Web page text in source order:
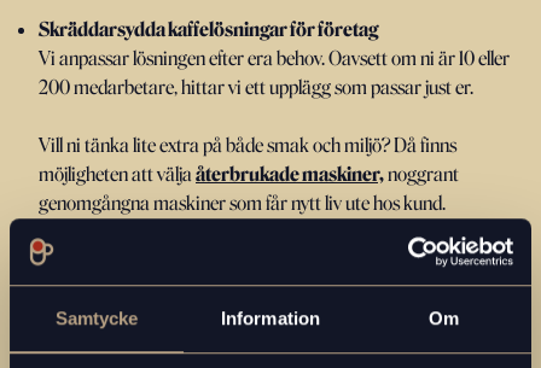
Samtycke Information Om
Skräddarsydda kaffelösningar för företag
Vi anpassar lösningen efter era behov. Oavsett om ni är 10 eller
200 medarbetare, hittar vi ett upplägg som passar just er.
Vill ni tänka lite extra på både smak och miljö? Då finns
möjligheten att väljaåterbrukade maskiner,noggrant
genomgångna maskiner som får nytt liv ute hos kund.
Mångsidigt utbud som passar alla smaker
Från klassiskt svart kaffe till latte, espresso och växtbaserade
alternativ - vi ser till att alla hittar sin favorit.